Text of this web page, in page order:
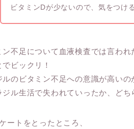
ビタミンDが少ないので、気をつけ
不足について血液検査では言われ
ビックリ！
のビタミン不足への意識が高いの
ジル生活で失われていったか、どち
ートをとったところ、